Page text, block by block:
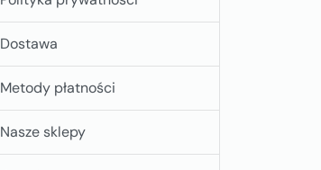
Dostawa
Metody płatności
Nasze sklepy